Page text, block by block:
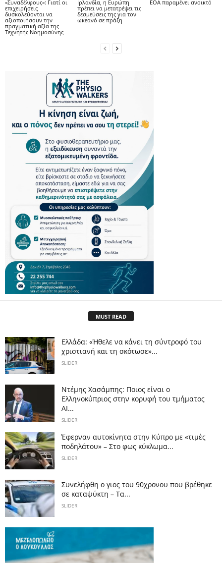
«Συναδέλφους»: Γιατί οι
επιχειρήσεις
δυσκολεύονται να
αξιοποιήσουν την
πραγματική αξία της
Τεχνητής Νοημοσύνης
Ιρλανδία, η Ευρώπη
πρέπει να μετατρέψει τις
δεσμεύσεις της για τον
ωκεανό σε πράξη
ΕΟΑ παραμένει ανοικτό
MUST READ
Ελλάδα: «Ήθελε να κάνει τη σύντροφό του
χριστιανή και τη σκότωσε»...
SLIDER
Ντέμης Χασάμπης: Ποιος είναι ο
Ελληνοκύπριος στην κορυφή του τμήματος
AI...
SLIDER
Έφερναν αυτοκίνητα στην Κύπρο με «τιμές
ποδηλάτου» – Στο φως κύκλωμα...
SLIDER
Συνελήφθη ο γιος του 90χρονου που βρέθηκε
σε καταψύκτη – Τα...
SLIDER